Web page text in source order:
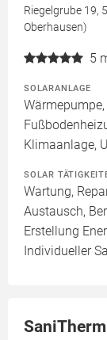
Riegelgrube 19,
Oberhausen)
5
SOLARANLAGE
Klimaanlage,
SOLAR
Wartung,
Austausch,
Erstellung
Individueller
SaniTherm